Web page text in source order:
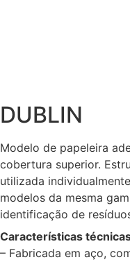
DUBLIN
Modelo de papeleira
cobertura superior.
utilizada
modelos da mesma
identificação de
Características
– Fabricada em aço,